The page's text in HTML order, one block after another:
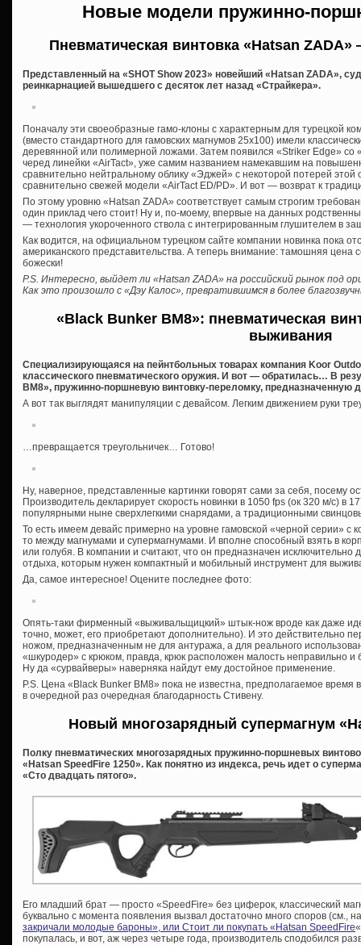
Новые модели пружинно-
Пневматическая винтовка «Hatsan
Представленный на «SHOT Show 2023» новейший «Hatsan ZADA»,
реинкарнацией вышедшего с десяток лет назад «Страйкера».
Поначалу эти своеобразные гамо-клоны с характерным для турецкой
(вместо стандартного для гамовских магнумов 25х100) имели
деревянной или полимерной ложами. Затем появился «Striker Edge»
черед линейки «AirTact», уже самим названием намекавшим на
сравнительно нейтральному облику «Эджей» с некоторой потерей этой
сравнительно свежей модели «AirTact ED/PD». И вот — возврат к
По этому уровню «Hatsan ZADA» соответствует самым строгим
один приклад чего стоит! Ну и, по-моему, впервые на данных
— технология укороченного ствола с интегрированным глушителем в
Как водится, на официальном турецком сайте компании новинка пока
американского представительства. А теперь внимание: тамошняя цена
божески!
P.S. Интересно, выйдет ли «Hatsan ZADA» на российский рынок под
Как это произошло с «Дэу Калос», превратившимся в более
«Black Bunker BM8»: пневматическая
выживания
Специализирующаяся на пейнтбольных товарах компания Koor
классического пневматического оружия. И вот — обратилась… В
BM8», пружинно-поршневую винтовку-переломку, предназначенную
А вот так выглядят манипуляции с девайсом. Легким движением руки
…превращается треугольничек… Готово!
Ну, наверное, представленные картинки говорят сами за себя, посему
Производитель декларирует скорость новинки в 1050 fps (ок 320 м/с) в
популярными ныне сверхлегкими снарядами, а традиционными
То есть имеем девайс примерно на уровне гамовской «черной серии» с
то между магнумами и супермагнумами. И вполне способный взять в
или голубя. В компании и считают, что он предназначен исключительно
отдыха, которым нужен компактный и мобильный инструмент для
Да, самое интересное! Оцените последнее фото:
Опять-таки фирменный «выживальщицкий» штык-нож вроде как даже
точно, может, его приобретают дополнительно). И это действительно
ножом, предназначенным не для антуража, а для реального
«шкуродер» с крюком, правда, крюк расположен малость неправильно
Ну да «сурвайверы» наверняка найдут ему достойное применение.
P.S. Цена «Black Bunker BM8» пока не известна, предполагаемое
в очередной раз очередная благодарность Стивену.
Новый многозарядный супермагнум
Полку пневматических многозарядных пружинно-поршневых
«Hatsan SpeedFire 1250». Как понятно из индекса, речь идет о
«Сто двадцать пятого».
Его младший брат — просто «SpeedFire» без циферок, классический
буквально с момента появления вызвал достаточно много споров (см.,
закричали молодые бароны», или Стоит ли покупать «Hatsan SpeedFire
покупалась, и вот, аж через четыре года, производитель сподобился